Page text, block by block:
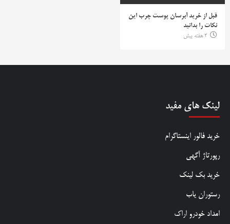
قبل از خرید آبرسان پوست چرب این
نکات را بدانید
2 هفته پیش
لینک های مفید
خرید فالور اینستاگرام
رپورتاژ آگهی
خرید بک لینک
رستوران یاب
امداد خودرو اراک